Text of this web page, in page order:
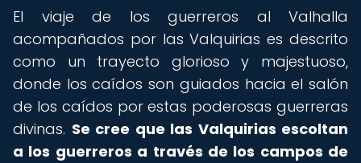
El viaje de los guerreros al Valhalla
acompañados por las Valquirias es descrito
como un trayecto glorioso y majestuoso,
donde los caídos son guiados hacia el salón
de los caídos por estas poderosas guerreras
divinas. Se cree que las Valquirias escoltan
a los guerreros a través de los campos de